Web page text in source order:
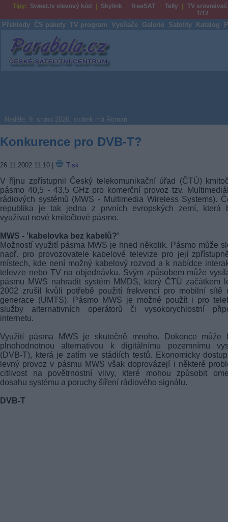
Tipy: Sweet.tv slevový kód Skylink freeSAT Telly
TV srovnávač
T/T2
Přehledy ČS pakety TV program Vysílače Galerie Satelity Katalog
Parabola.cz
Neděle, 9. srpna 2026, svátek má Roman
Konkurence pro DVB-T?
26.11.2002 11:10 Tisk
V říjnu zpřístupnil Český telekomunikační úřad (ČTÚ)
pásmo 40,5 - 43,5 GHz pro komerční provoz tzv.
rádiových systémů (MWS - Multimedia Wireless Systems).
republika je tak jedna z prvních evropských zemí, která
využívat nové kmitočtové pásmo.
MWS - 'kabelovka bez kabelů?'
Možností využití pásma MWS je hned několik. Pásmo může
např. pro provozovatele kabelové televize pro její
místech, kde není možný kabelový rozvod a k nabídce
televze nebo TV na objednávku. Svým způsobem může
pásmu MWS nahradit systém MMDS, který ČTÚ začátkem
2002 zrušil kvůli potřebě použití frekvencí pro mobilní sítě
generace (UMTS). Pásmo MWS je možné použít i pro
služby alternativních operátorů či vysokorychlostní
internetu.
Využití pásma MWS je skutečně mnoho. Dokonce může
plnohodnotnou alternativou k digitálnímu pozemnímu
(DVB-T), která je zatím ve stádiích testů. Ekonomicky
levný provoz v pásmu MWS však doprovázejí i některé
citlivost na povětrnostní vlivy, které mohou způsobit
dosahu systému a poruchy šíření rádiového signálu.
DVB-T